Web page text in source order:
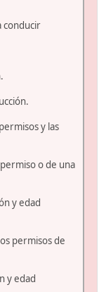
conducir
y las
o de una
y edad
permisos de
y edad